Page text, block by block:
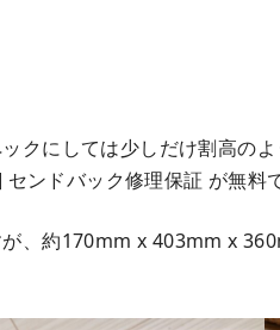
クにしては少しだけ割高の
ンドバック修理保証 が無料
が、約170mm x 403mm x